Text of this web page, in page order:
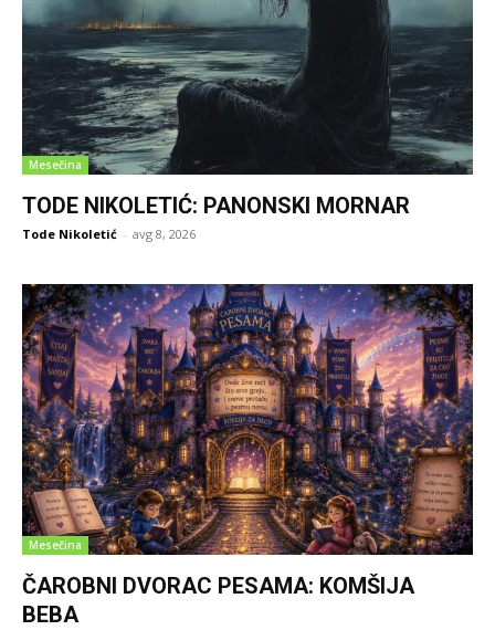
Mesečina
TODE NIKOLETIĆ: PANONSKI MORNAR
Tode Nikoletić - avg 8, 2026
Mesečina
ČAROBNI DVORAC PESAMA: KOMŠIJA
BEBA